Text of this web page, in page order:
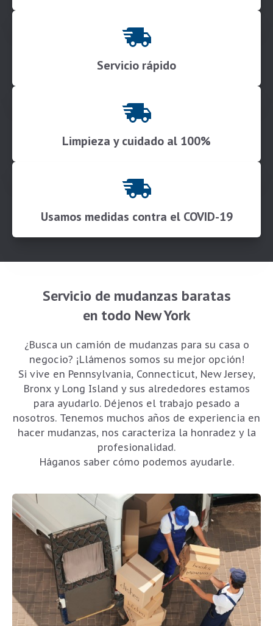
Servicio rápido
Limpieza y cuidado al 100%
Usamos medidas contra el COVID-19
Servicio de mudanzas baratas
en todo New York
¿Busca un camión de mudanzas para su casa o
negocio? ¡Llámenos somos su mejor opción!
Si vive en Pennsylvania, Connecticut, New Jersey,
Bronx y Long Island y sus alrededores estamos
para ayudarlo. Déjenos el trabajo pesado a
nosotros. Tenemos muchos años de experiencia en
hacer mudanzas, nos caracteriza la honradez y la
profesionalidad.
Háganos saber cómo podemos ayudarle.